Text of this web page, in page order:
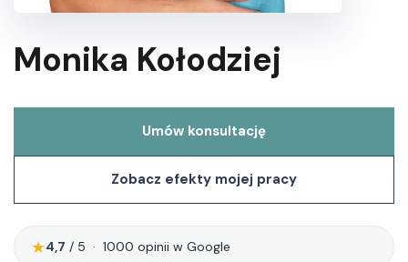
Monika Kołodziej
Umów konsultację
Zobacz efekty mojej pracy
★4,7 / 5 · 1000 opinii w Google